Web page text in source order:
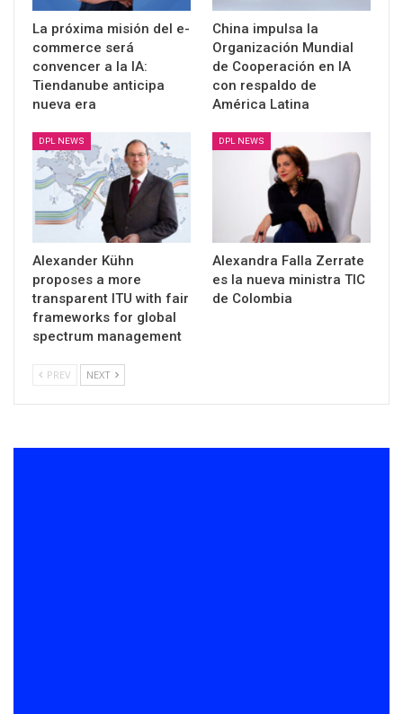
La próxima misión del e-
commerce será
convencer a la IA:
Tiendanube anticipa
nueva era
China impulsa la
Organización Mundial
de Cooperación en IA
con respaldo de
América Latina
DPL NEWS
Alexander Kühn
proposes a more
transparent ITU with fair
frameworks for global
spectrum management
DPL NEWS
Alexandra Falla Zerrate
es la nueva ministra TIC
de Colombia
PREV NEXT